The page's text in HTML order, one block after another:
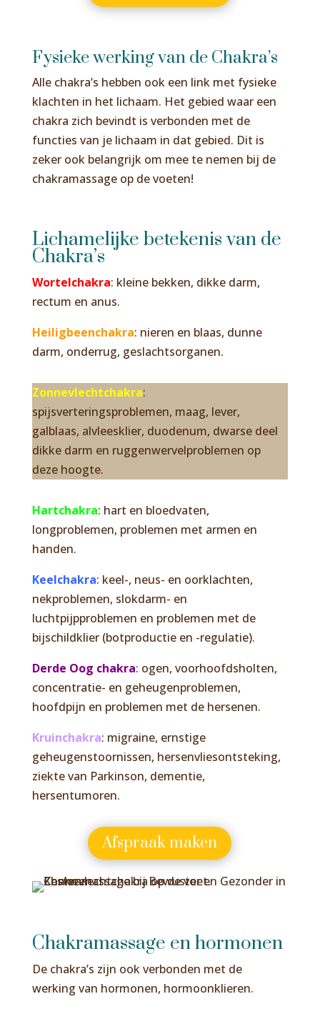
Fysieke werking van de Chakra’s
Alle chakra’s hebben ook een link met fysieke
klachten in het lichaam. Het gebied waar een
chakra zich bevindt is verbonden met de
functies van je lichaam in dat gebied. Dit is
zeker ook belangrijk om mee te nemen bij de
chakramassage op de voeten!
Lichamelijke betekenis van de
Chakra’s
Wortelchakra: kleine bekken, dikke darm,
rectum en anus.
Heiligbeenchakra: nieren en blaas, dunne
darm, onderrug, geslachtsorganen.
Zonnevlechtchakra:
spijsverteringsproblemen, maag, lever,
galblaas, alvleesklier, duodenum, dwarse deel
dikke darm en ruggenwervelproblemen op
deze hoogte.
Hartchakra: hart en bloedvaten,
longproblemen, problemen met armen en
handen.
Keelchakra: keel-, neus- en oorklachten,
nekproblemen, slokdarm- en
luchtpijpproblemen en problemen met de
bijschildklier (botproductie en -regulatie).
Derde Oog chakra: ogen, voorhoofdsholten,
concentratie- en geheugenproblemen,
hoofdpijn en problemen met de hersenen.
Kruinchakra: migraine, ernstige
geheugenstoornissen, hersenvliesontsteking,
ziekte van Parkinson, dementie,
hersentumoren.
Afspraak maken
Chakramassage en hormonen
De chakra’s zijn ook verbonden met de
werking van hormonen, hormoonklieren.